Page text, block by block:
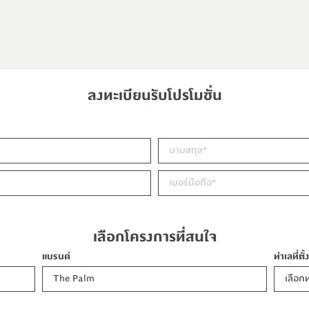
ย่างลงตัวและมีประสิทธิภาพ สามารถทดแทน
อบครัวหลายคน แต่สามารถอยู่อาศัยได้โดยไม่รู้
ะเป็นเด็ก วัยกลางคน รวมทั้งผู้สูงอายุ ซึ่งเราสรุป
ว้างกว่า แต่บ้าน 3 ชั้น ก็อาจจะได้ทำเลที่มีความ
มักตั้งอยู่ในทำเลที่เชื่อมต่อกับระบบคมนาคมหลัก
วยความสะดวกชั้นนำ ซึ่งช่วยประหยัดเวลาในการ
นที่ต้องการของตลาดสูง โดยเฉพาะโซนใจกลาง
นเกิดขึ้นรอบๆโครงการ
ย่างลงตัวและมีประสิทธิภาพ สามารถทดแทน
อบครัวหลายคน แต่สามารถอยู่อาศัยได้โดยไม่รู้
ะเป็นเด็ก วัยกลางคน รวมทั้งผู้สูงอายุ ซึ่งเราสรุป
ว้างกว่า แต่บ้าน 3 ชั้น ก็อาจจะได้ทำเลที่มีความ
มักตั้งอยู่ในทำเลที่เชื่อมต่อกับระบบคมนาคมหลัก
วยความสะดวกชั้นนำ ซึ่งช่วยประหยัดเวลาในการ
นที่ต้องการของตลาดสูง โดยเฉพาะโซนใจกลาง
นเกิดขึ้นรอบๆโครงการ
ลงทะเบียนรับโปรโมชั่น
เลือกโครงการที่สนใจ
แบรนด์
The Palm
ทำเลที่ตั้ง
เลือก